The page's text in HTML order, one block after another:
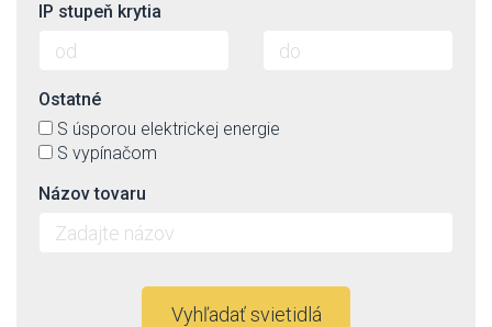
IP stupeň krytia
Ostatné
S úsporou elektrickej energie
S vypínačom
Názov tovaru
Vyhľadať svietidlá